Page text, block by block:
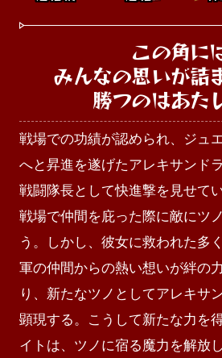
この角に
みんなの思いが
勝つのはあた
戦場での功績が認められ、ジュ
へと昇進を遂げたアレキサンド
戦闘隊長として快進撃を見せて
戦場で仲間を庇った際に敵にツ
う。しかし、彼女に救われた多
軍の仲間からの熱い想いが絆の
り、新たなツノとしてアレキサ
顕現する。こうして新たな力を
イトは、ツノに宿る魔力を解放